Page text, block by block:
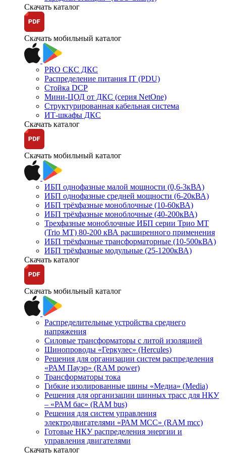
Скачать каталог
Скачать мобильный каталог
PRO СКС ДКС
Распределение питания IT (PDU)
Стойка DCP
Мини-ЦОД от ДКС (серия NetOne)
Структурированная кабельная система
ИТ-шкафы ДКС
Скачать каталог
Скачать мобильный каталог
ИБП однофазные малой мощности (0,6-3кВА)
ИБП однофазные средней мощности (6-20кВА)
ИБП трёхфазные моноблочные (10-60кВА)
ИБП трёхфазные моноблочные (40-200кВА)
Трехфазные моноблочные ИБП серии Трио МТ
(Trio MT) 80-200 кВА расширенного применения
ИБП трёхфазные трансформаторные (10-500кВА)
ИБП трёхфазные модульные (25-1200кВА)
Скачать каталог
Скачать мобильный каталог
Распределительные устройства среднего
напряжения
Силовые трансформаторы с литой изоляцией
Шинопроводы «Геркулес» (Hercules)
Решения для организации систем распределения
«РАМ Пауэр» (RAM power)
Трансформаторы тока
Гибкие изолированные шины «Медиа» (Media)
Решения для организации шинных трасс для НКУ
– «РАМ бас» (RAM bus)
Решения для систем управления
электродвигателями «РАМ МСС» (RAM mcc)
Готовые НКУ распределения энергии и
управления двигателями
Скачать каталог